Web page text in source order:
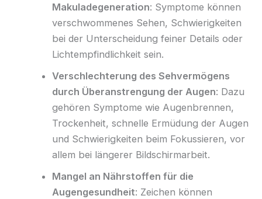
Makuladegeneration: Symptome können
verschwommenes Sehen, Schwierigkeiten
bei der Unterscheidung feiner Details oder
Lichtempfindlichkeit sein.
Verschlechterung des Sehvermögens
durch Überanstrengung der Augen: Dazu
gehören Symptome wie Augenbrennen,
Trockenheit, schnelle Ermüdung der Augen
und Schwierigkeiten beim Fokussieren, vor
allem bei längerer Bildschirmarbeit.
Mangel an Nährstoffen für die
Augengesundheit: Zeichen können